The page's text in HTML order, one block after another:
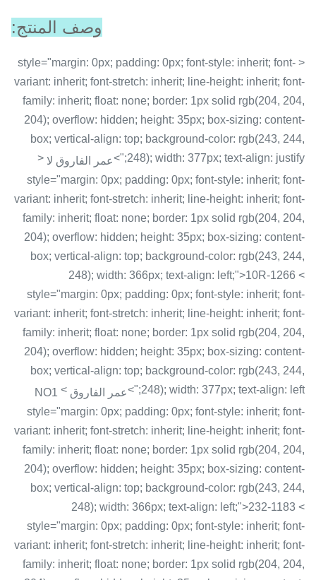
وصف المنتج:
< style="margin: 0px; padding: 0px; font-style: inherit; font-
variant: inherit; font-stretch: inherit; line-height: inherit; font-
family: inherit; float: none; border: 1px solid rgb(204, 204,
204); overflow: hidden; height: 35px; box-sizing: content-
box; vertical-align: top; background-color: rgb(243, 244,
248); width: 377px; text-align: justify;">
عمر الفاروق لا <
style="margin: 0px; padding: 0px; font-style: inherit; font-
variant: inherit; font-stretch: inherit; line-height: inherit; font-
family: inherit; float: none; border: 1px solid rgb(204, 204,
204); overflow: hidden; height: 35px; box-sizing: content-
box; vertical-align: top; background-color: rgb(243, 244,
248); width: 366px; text-align: left;">10R-1266 <
style="margin: 0px; padding: 0px; font-style: inherit; font-
variant: inherit; font-stretch: inherit; line-height: inherit; font-
family: inherit; float: none; border: 1px solid rgb(204, 204,
204); overflow: hidden; height: 35px; box-sizing: content-
box; vertical-align: top; background-color: rgb(243, 244,
248); width: 377px; text-align: left;">
عمر الفاروق NO1 <
style="margin: 0px; padding: 0px; font-style: inherit; font-
variant: inherit; font-stretch: inherit; line-height: inherit; font-
family: inherit; float: none; border: 1px solid rgb(204, 204,
204); overflow: hidden; height: 35px; box-sizing: content-
box; vertical-align: top; background-color: rgb(243, 244,
248); width: 366px; text-align: left;">232-1183 <
style="margin: 0px; padding: 0px; font-style: inherit; font-
variant: inherit; font-stretch: inherit; line-height: inherit; font-
family: inherit; float: none; border: 1px solid rgb(204, 204,